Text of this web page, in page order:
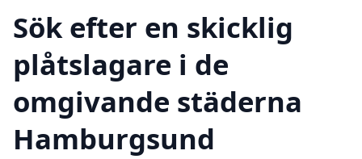
Sök efter en skicklig
plåtslagare i de
omgivande städerna
Hamburgsund